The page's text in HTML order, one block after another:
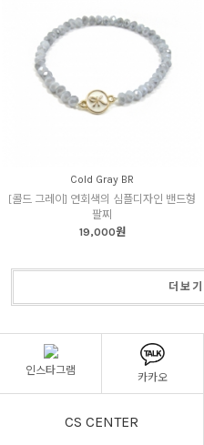
Cold Gray BR
[콜드 그레이] 연회색의 심플디자인 밴드형
팔찌
19,000원
더보기
인스타그램
카카오
CS CENTER